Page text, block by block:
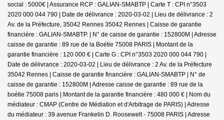
social : 5000€ | Assurance RCP : GALIAN-SMABTP | Carte T : CPI n°3503
2020 000 044 790 | Date de délivrance : 2020-03-02 | Lieu de délivrance : 2
Av. de la Préfecture, 35042 Rennes 35042 Rennes | Caisse de garantie
financière : GALIAN-SMABTP. | N° de caisse de garantie : 152800M | Adresse
caisse de garantie : 89 rue de la Boétie 75008 PARIS | Montant de la
garantie financière : 120 000 € | Carte G : CPI n°3503 2020 000 044 790 |
Date de délivrance : 2020-03-02 | Lieu de délivrance : 2 Av. de la Préfecture
35042 Rennes | Caisse de garantie financière : GALIAN-SMABTP | N° de
caisse de garantie : 152800M | Adresse caisse de garantie : 89 rue de la
boétie 75008 paris | Montant de la garantie financière : 480 000 € | Nom du
médiateur : CMAP (Centre de Médiation et d'Arbitrage de PARIS) | Adresse
du médiateur : 39 avenue Frankelin D. Roosewelt - 75008 PARIS | Adresse